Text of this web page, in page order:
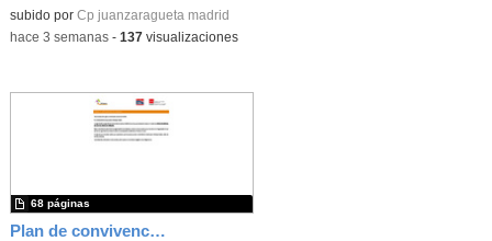
subido por Cp juanzaragueta madrid
-hace 3 semanas- 137visualizaciones
Plan de convivencia 2025-26
68 páginas